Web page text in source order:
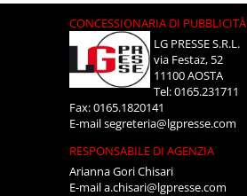
CONCESSIONARIA DI PUBBLICITÀ
LG PRESSE S.R.L.
via Festaz, 52
11100 AOSTA
Tel: 0165.231711
Fax: 0165.1820141
E-mailsegreteria@lgpresse.com
RESPONSABILE DI AGENZIA
Arianna Gori Chisari
E-maila.chisari@lgpresse.com